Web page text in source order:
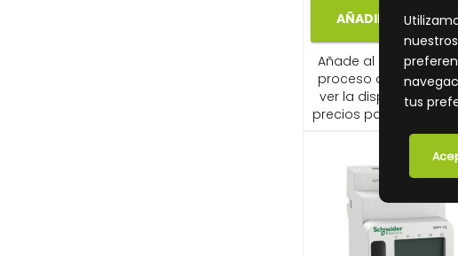
tus
AÑADIR A LA
Añade al carrito y
proceso de compra
ver la disponibilidad
precios para